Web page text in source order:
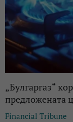
„Булгаргаз“
предложената
Financial Tribune